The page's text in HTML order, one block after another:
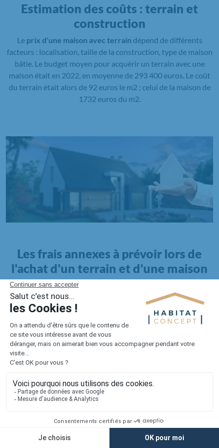
Estimation des coûts : terrain et
construction
Le prix d'une maison avec terrain dépend de différents
facteurs : localisation, taille de la construction, type de maison
bâtie. Le budget moyen pour acquérir un terrain avec une
maison était en 2022, en moyenne de 293 400 euros. Le coût
du terrain était alors de 92 euros le m2 ; celui de la maison de
1732 euros du m2.
Les frais annexes à prévoir lors de
l'achat d'un terrain et d'une maison
Il faut également intégrer à votre budget, les
pour la maison. Outre l'achat du terrain et la construction, il
faut prendre en compte la viabilisation si elle n'est pas
proposée par le constructeur. Les frais de raccordements et les
taxes éventuelles coûtent entre 5 000 et 15 000 euros selon la
localisation du terrain et son accès.
Quant auxfrais de notaire
Lorsque vous vous tournez vers une maison existante, il sera
nécessaire de faire des travaux de rénovation. Ceux-ci sont
souvent coûteux et doivent être ajoutés au prix de l'achat